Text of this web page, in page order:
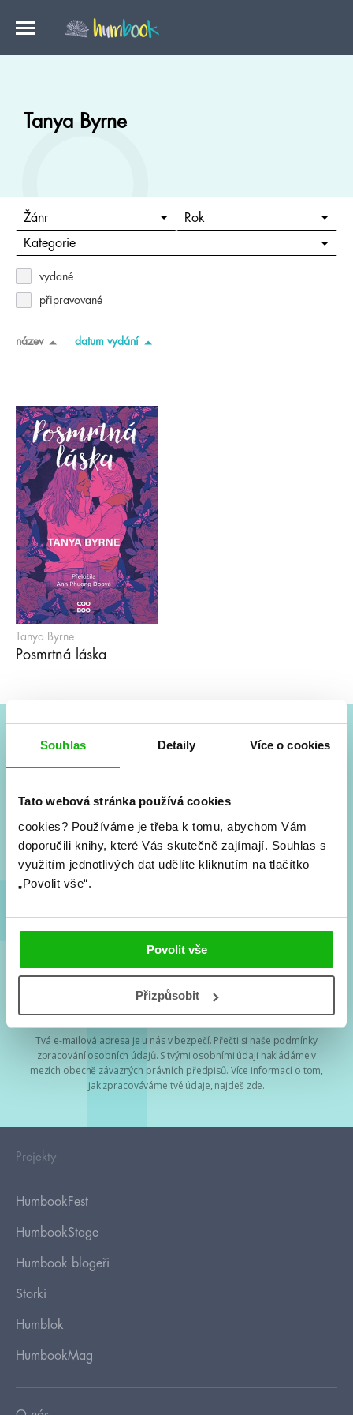
Souhlas Detaily Více o cookies
Tato webová stránka používá cookies
cookies? Používáme je třeba k tomu, abychom Vám
doporučili knihy, které Vás skutečně zajímají. Souhlas s
využitím jednotlivých dat udělíte kliknutím na tlačítko
„Povolit vše“.
Povolit vše
Přizpůsobit
Tanya Byrne
Žánr Rok
Kategorie
vydané
připravované
název datum vydání
Tanya Byrne
Posmrtná láska
#HumbookNews
Nové knihy, co se chystá, kvízy, soutěže, autoři, filmové
a seriálové adaptace a další.
Souhlasím spodmínkami zpracování osobních údajů
Tvá e-mailová adresa je u nás v bezpečí. Přečti si naše podmínky
zpracování osobních údajů. S tvými osobními údaji nakládáme v
mezích obecně závazných právních předpisů. Více informací o tom,
jak zpracováváme tvé údaje, najdeš zde.
Projekty
HumbookFest
HumbookStage
Humbook blogeři
Storki
Humblok
HumbookMag